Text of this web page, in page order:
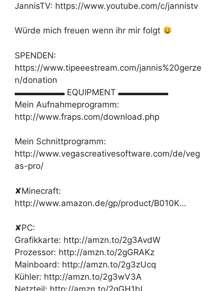
JannisTV: https://www.youtube.com/c/jannistv
Würde mich freuen wenn ihr mir folgt
SPENDEN:
https://www.tipeeestream.com/jannis%20gerze
n/donation
▬▬▬▬▬▬ EQUIPMENT ▬▬▬▬▬▬
Mein Aufnahmeprogramm:
http://www.fraps.com/download.php
Mein Schnittprogramm:
http://www.vegascreativesoftware.com/de/veg
as-pro/
✘Minecraft:
http://www.amazon.de/gp/product/B010K…
✘PC:
Grafikkarte: http://amzn.to/2g3AvdW
Prozessor: http://amzn.to/2gGRAKz
Mainboard: http://amzn.to/2g3zUcq
Kühler: http://amzn.to/2g3wV3A
Netzteil: http://amzn.to/2gGH1bI